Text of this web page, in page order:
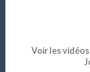
Voir les